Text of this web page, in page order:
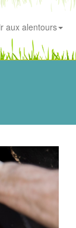
aux alentours